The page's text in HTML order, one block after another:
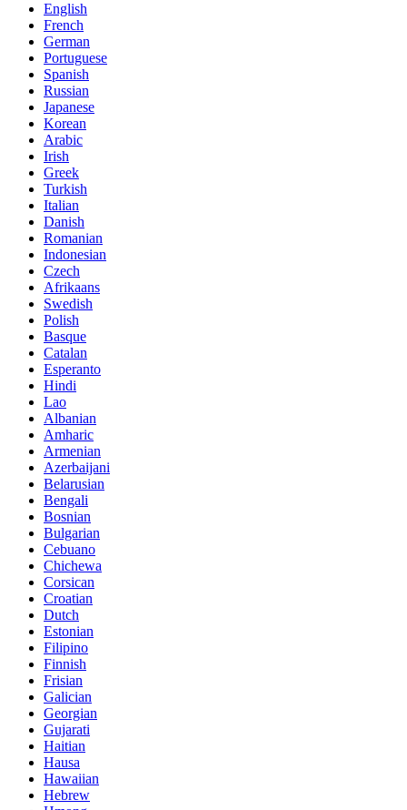
English
French
German
Portuguese
Spanish
Russian
Japanese
Korean
Arabic
Irish
Greek
Turkish
Italian
Danish
Romanian
Indonesian
Czech
Afrikaans
Swedish
Polish
Basque
Catalan
Esperanto
Hindi
Lao
Albanian
Amharic
Armenian
Azerbaijani
Belarusian
Bengali
Bosnian
Bulgarian
Cebuano
Chichewa
Corsican
Croatian
Dutch
Estonian
Filipino
Finnish
Frisian
Galician
Georgian
Gujarati
Haitian
Hausa
Hawaiian
Hebrew